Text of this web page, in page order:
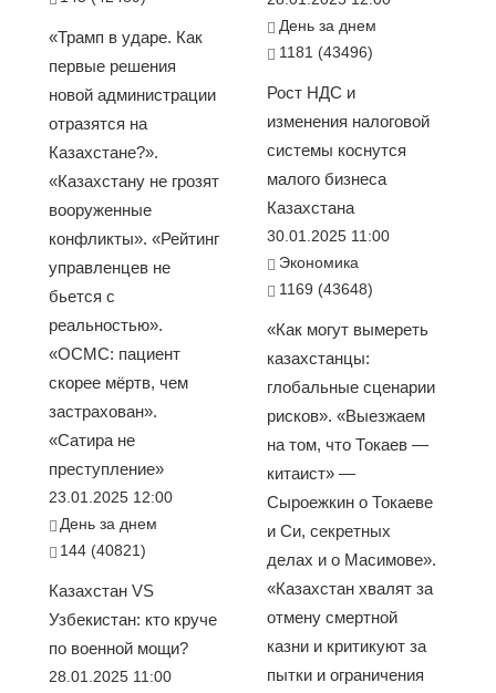
«Трамп в ударе. Как
первые решения
новой администрации
отразятся на
Казахстане?».
«Казахстану не грозят
вооруженные
конфликты». «Рейтинг
управленцев не
бьется с
реальностью».
«ОСМС: пациент
скорее мёртв, чем
застрахован».
«Сатира не
преступление»
23.01.2025 12:00
День за днем
144 (40821)
Казахстан VS
Узбекистан: кто круче
по военной мощи?
28.01.2025 11:00
День за днем
1181 (43496)
Рост НДС и
изменения налоговой
системы коснутся
малого бизнеса
Казахстана
30.01.2025 11:00
Экономика
1169 (43648)
«Как могут вымереть
казахстанцы:
глобальные сценарии
рисков». «Выезжаем
на том, что Токаев —
китаист» —
Сыроежкин о Токаеве
и Си, секретных
делах и о Масимове».
«Казахстан хвалят за
отмену смертной
казни и критикуют за
пытки и ограничения